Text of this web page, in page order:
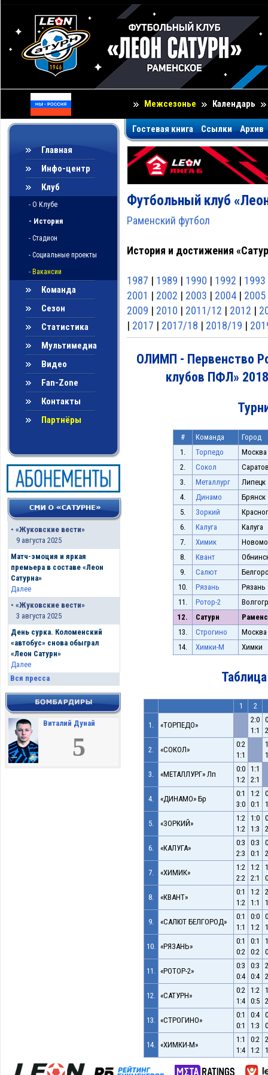
Межсезонье Календарь
Главная
Инфо-центр
Клуб
- О Клубе
- История
- Стадион
- Социальные проекты
- Вакансии
Команда
Сезон
Статистика
Мультимедиа
Видео
Fan-Zone
Контакты
Партнёры
• «Жуковские вести»
9 августа 2025
Матч-эмоция и яркая
премьера в составе «Леон
Сатурна»
Далее
• «Жуковские вести»
3 августа 2025
День сурка. Коломенский
«автобус» снова обыграл
«Леон Сатурн»
Далее
Вся пресса
Виталий Дунай
5
Гостевая книга Ссылки Архив
Футбольный клуб
Раменский футбол
История и достижения
1987 | 1989 | 1990 | 1992 | 1993
2001 | 2002 | 2003 | 2004 | 2005
2009 | 2010 | 2011/12 | 2012 |
| 2017 | 2017/18 | 2018/19 |
ОЛИМП - Первенство
клубов ПФЛ»
# Команда
Город
1.
Торпедо
Москва
2.
Сокол
3.
Металлург
Липецк
4.
Динамо
Брянск
5.
Зоркий
6.
Калуга
Калуга
7.
Химик
8.
Квант
9.
Салют
10.
Рязань
Рязань
11.
Ротор-2
12.
Сатурн
13.
Строгино
Москва
14.
Химки-М Химки
1 2
1. «ТОРПЕДО»
2:0
1:1
2. «СОКОЛ»
0:2
1:1
3. «МЕТАЛЛУРГ» Лп
0:0
1:2
1:1
2:1
4. «ДИНАМО» Бр
0:1
3:0
1:2
0:1
5. «ЗОРКИЙ»
1:2
1:2
1:0
1:3
6. «КАЛУГА»
0:3
2:3
0:3
0:1
7. «ХИМИК»
1:2
2:2
1:2
2:1
8. «КВАНТ»
0:1
1:2
1:2
1:1
9. «САЛЮТ БЕЛГОРОД»
0:1
1:1
0:0
1:2
10. «РЯЗАНЬ»
0:1
0:2
0:1
0:2
11. «РОТОР-2»
0:3
0:4
0:3
0:4
12. «САТУРН»
0:2
1:4
1:2
0:5
13. «СТРОГИНО»
0:1
0:1
0:4
1:3
14. «ХИМКИ-М»
1:1
1:4
0:2
1:2